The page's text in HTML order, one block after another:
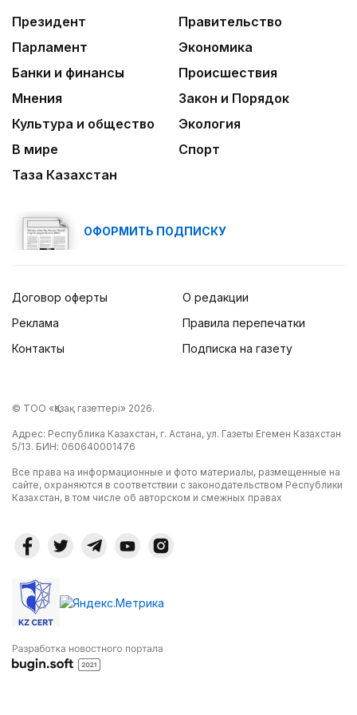
анонсировали совместный проект
Президент
Правительство
Парламент
Экономика
Банки и финансы
Происшествия
Мнения
Закон и Порядок
Культура и общество
Экология
В мире
Спорт
Таза Казахстан
ОФОРМИТЬ ПОДПИСКУ
Договор оферты
Реклама
Контакты
О редакции
Правила перепечатки
Подписка на газету
© ТОО «Қазақ газеттері» 2026.
Адрес: Республика Казахстан, г. Астана, ул. Газеты Егемен Казахстан
5/13. БИН: 060640001476
Все права на информационные и фото материалы, размещенные на
сайте, охраняются в соответствии с законодательством Республики
Казахстан, в том числе об авторском и смежных правах